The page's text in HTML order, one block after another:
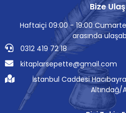
Bize
Haftaiçi 09:00 - 19:00
arasında
0312 419 72 18
kitaplarsepette@gmail.com
İstanbul Caddesi
Altındağ/